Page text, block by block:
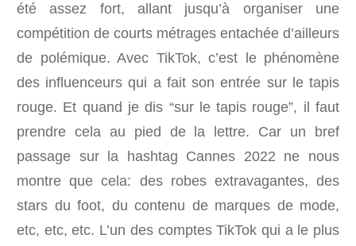
été assez fort, allant jusqu’à organiser une
compétition de courts métrages entachée d’ailleurs
de polémique. Avec TikTok, c’est le phénomène
des influenceurs qui a fait son entrée sur le tapis
rouge. Et quand je dis “sur le tapis rouge”, il faut
prendre cela au pied de la lettre. Car un bref
passage sur la hashtag Cannes 2022 ne nous
montre que cela: des robes extravagantes, des
stars du foot, du contenu de marques de mode,
etc, etc, etc. L’un des comptes TikTok qui a le plus